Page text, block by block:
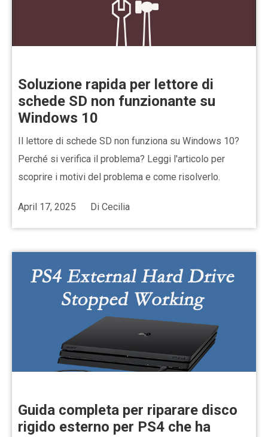
Soluzione rapida per lettore di
schede SD non funzionante su
Windows 10
Il lettore di schede SD non funziona su Windows 10?
Perché si verifica il problema? Leggi l'articolo per
scoprire i motivi del problema e come risolverlo.
April 17, 2025 Di Cecilia
Guida completa per riparare disco
rigido esterno per PS4 che ha